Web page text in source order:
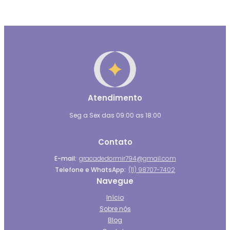
Atendimento
Seg a Sex das 09:00 as 18:00
Contato
E-mail: gracadedormir794@gmail.com
Telefone e WhatsApp: (11) 98707-7402
Navegue
Início
Sobre nós
Blog